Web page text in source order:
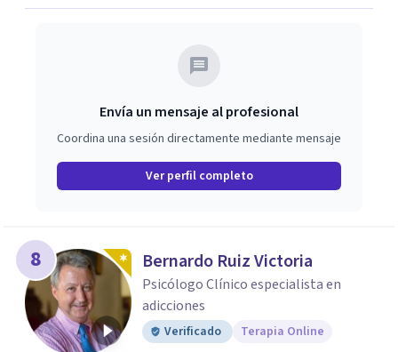
Envía un mensaje al profesional
Coordina una sesión directamente mediante mensaje
Ver perfil completo
8 Bernardo Ruiz Victoria
Psicólogo Clínico especialista en
adicciones
Verificado Terapia Online